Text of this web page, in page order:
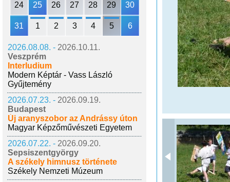
24 25 26 27 28 29 30
31 1 2 3 4 5 6
2026.08.08. - 2026.10.11.
Veszprém
Interludium
Modern Képtár - Vass László
Gyűjtemény
2026.07.23. - 2026.09.19.
Budapest
Új aranyszobor az Andrássy úton
Magyar Képzőművészeti Egyetem
2026.07.22. - 2026.09.20.
Sepsiszentgyörgy
A székely himnusz története
Székely Nemzeti Múzeum